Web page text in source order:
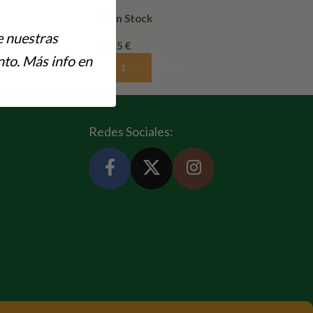
En Stock
28,95 €
Añadir Al Carrito
Redes Sociales:
nuestras
Más info en